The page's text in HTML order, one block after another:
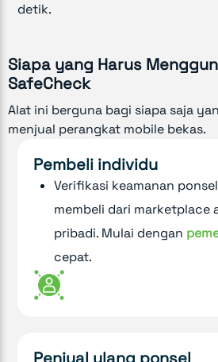
detik.
Siapa yang Harus
SafeCheck
Alat ini berguna bagi siapa saja
menjual perangkat mobile bekas.
Pembeli individu
Verifikasi keamanan
membeli dari marketplace
pribadi. Mulai dengan
cepat.